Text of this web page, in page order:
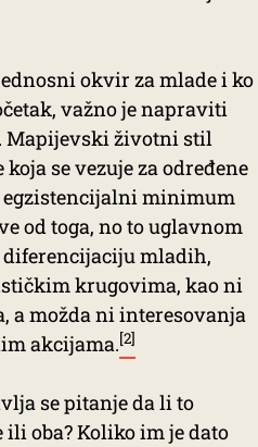
okvir za mlade i ko
važno je napraviti
Mapijevski životni stil
se vezuje za određene
egzistencijalni minimum
od toga, no to uglavnom
diferencijaciju mladih,
krugovima, kao ni
a možda ni interesovanja
akcijama.[2]
se pitanje da li to
oba? Koliko im je dato